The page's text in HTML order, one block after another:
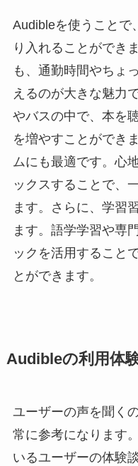
Audibleを使うことで
り入れることができ
も、通勤時間やちょ
えるのが大きな魅力
やバスの中で、本を
を増やすことができ
ムにも最適です。心
ックスすることで、
ます。さらに、学習
ます。語学学習や専
ックを活用すること
とができます。
Audibleの利用体
ユーザーの声を聞く
常に参考になります
いるユーザーの体験